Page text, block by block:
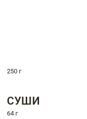
250 г
СУШИ
64 г